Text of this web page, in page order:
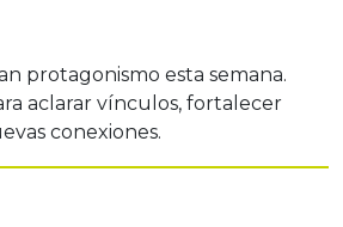
protagonismo esta semana.
aclarar vínculos, fortalecer
conexiones.